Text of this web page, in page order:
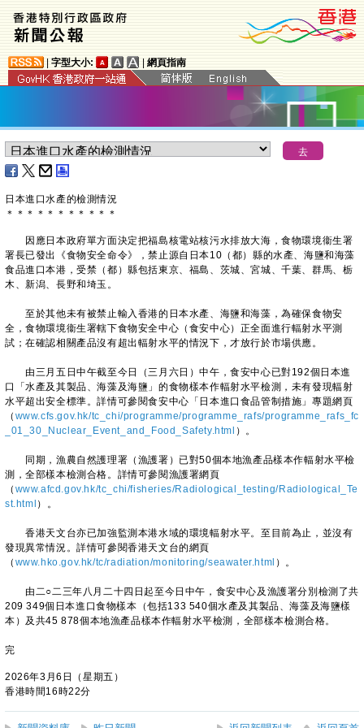
字型大小: 網頁指南
日本進口水產的檢測情況
＊ ＊ ＊ ＊ ＊ ＊ ＊ ＊ ＊ ＊ ＊
因應日本政府單方面決定把福島核電站核污水排放大海，食物環境衞生署
署長已發出《食物安全命令》，禁止源自日本10（都）縣的水產、海鹽和海藻
食品進口本港，受禁（都）縣包括東京、福島、茨城、宮城、千葉、群馬、栃
木、新潟、長野和埼玉。
至於其他未有被禁止輸入香港的日本水產、海鹽和海藻，為確保食物安
全，食物環境衞生署轄下食物安全中心（食安中心）正全面進行輻射水平測
試；在確認相關產品沒有超出輻射水平的情況下，才放行於市場供應。
由三月五日中午截至今日（三月六日）中午，食安中心已對192個日本進
口「水產及其製品、海藻及海鹽」的食物樣本作輻射水平檢測，未有發現輻射
水平超出安全標準。詳情可參閱食安中心「日本進口食品管制措施」專題網頁
（ www.cfs.gov.hk/tc_chi/programme/programme_rafs/programme_rafs_fc
_01_30_Nuclear_Event_and_Food_Safety.html ）。
同期，漁農自然護理署（漁護署）已對50個本地漁產品樣本作輻射水平檢
測，全部樣本檢測合格。詳情可參閱漁護署網頁
（ www.afcd.gov.hk/tc_chi/fisheries/Radiological_testing/Radiological_Te
st.html ）。
香港天文台亦已加強監測本港水域的環境輻射水平。至目前為止，並沒有
發現異常情況。詳情可參閱香港天文台的網頁
（ www.hko.gov.hk/tc/radiation/monitoring/seawater.html ）。
由二○二三年八月二十四日起至今日中午，食安中心及漁護署分別檢測了共
209 349個日本進口食物樣本（包括133 540個水產及其製品、海藻及海鹽樣
本）及共45 878個本地漁產品樣本作輻射水平檢測，全部樣本檢測合格。
完
2026年3月6日（星期五）
香港時間16時22分